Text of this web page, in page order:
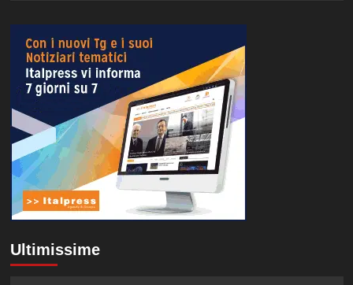
Ultimissime